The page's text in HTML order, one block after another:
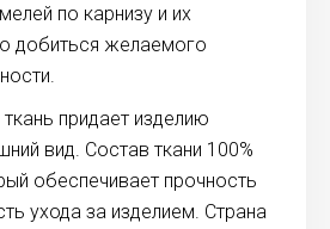
по карнизу и их
добиться желаемого
придает изделию
вид. Состав ткани 100%
обеспечивает прочность
ухода за изделием. Страна